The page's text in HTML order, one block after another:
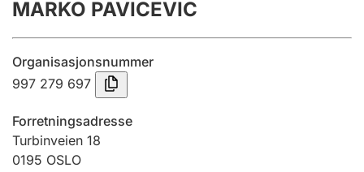
Årsregnskap
Innsending og forsinkelsesgebyr
Tinglysing
Jeger
MARKO PAVICEVIC
Organisasjonsnummer
997 279 697
Forretningsadresse
Turbinveien 18
0195 OSLO